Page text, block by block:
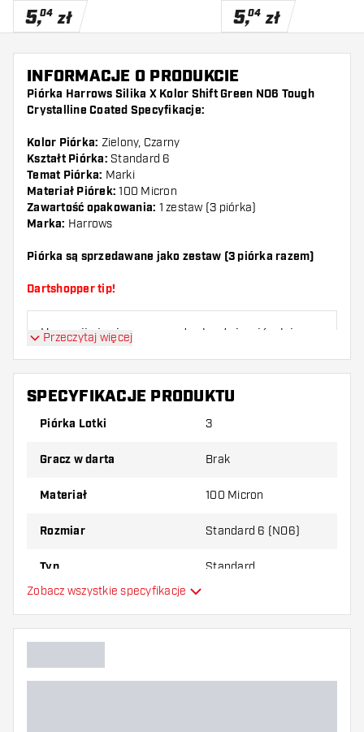
5,04 zł 5,04 zł
INFORMACJE O PRODUKCIE
Piórka Harrows Silika X Kolor Shift Green NO6 Tough
Crystalline Coated Specyfikacje:
Kolor Piórka: Zielony, Czarny
Kształt Piórka: Standard 6
Temat Piórka: Marki
Materiał Piórek: 100 Micron
Zawartość opakowania: 1 zestaw (3 piórka)
Marka: Harrows
Piórka są sprzedawane jako zestaw (3 piórka razem)
Dartshopper tip!
Upewnij się, że masz pod ręką dużo piórek i
złamane w wyniku użytkowania.
Wypróbuj inny kształt, materiał lub grubość
najbardziej Ci odpowiada!
Przeczytaj więcej
SPECYFIKACJE PRODUKTU
Piórka Lotki 3
Gracz w darta Brak
Materiał 100 Micron
Rozmiar Standard 6 (NO6)
Typ Standard
Dodatkowe kolory
Zobacz wszystkie specyfikacje